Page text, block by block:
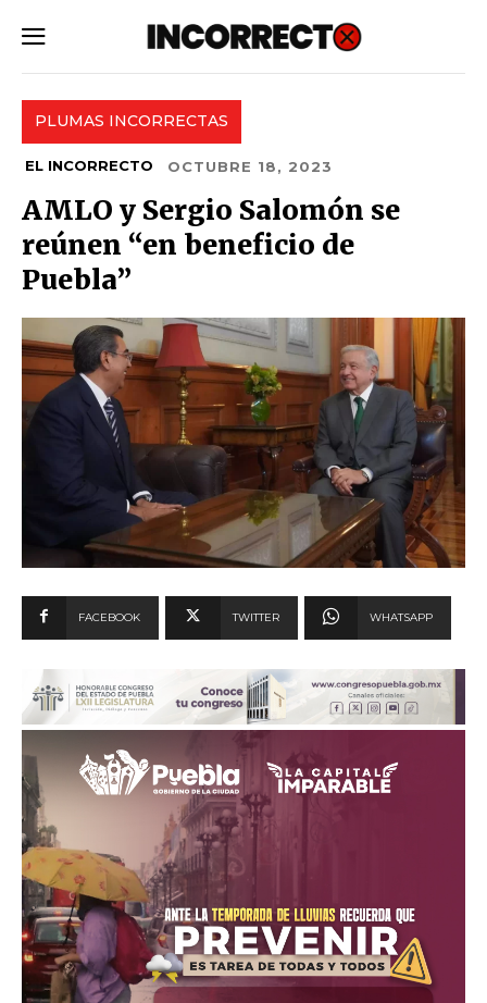
PLUMAS INCORRECTAS
EL INCORRECTO OCTUBRE 18, 2023
AMLO y Sergio Salomón se
reúnen “en beneficio de
Puebla”
FACEBOOK TWITTER WHATSAPP